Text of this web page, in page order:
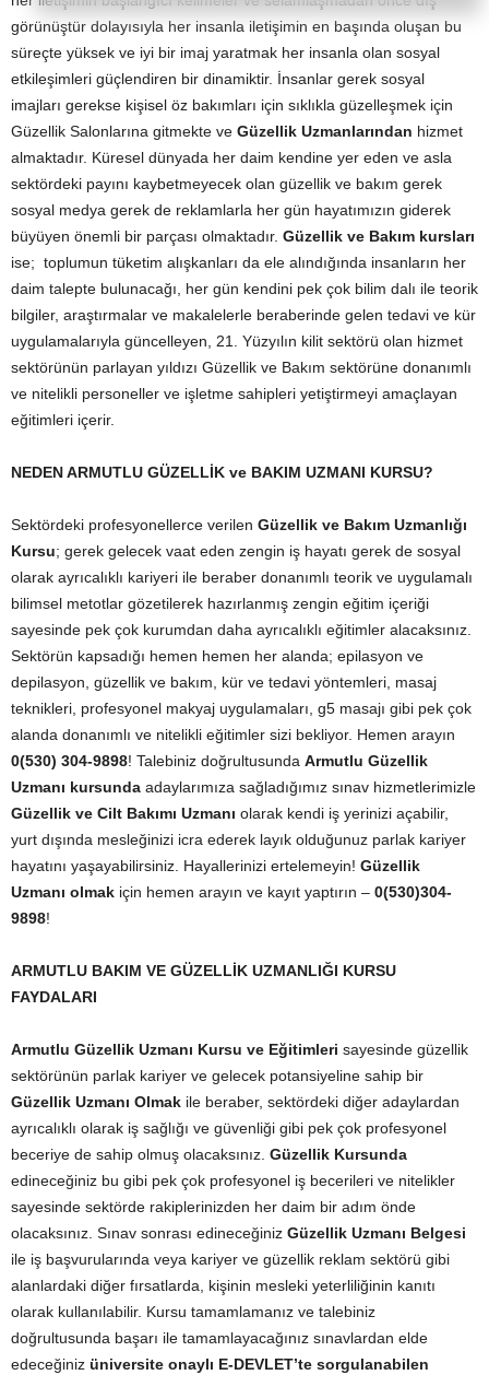
görünüştür dolayısıyla her insanla iletişimin en başında oluşan bu
süreçte yüksek ve iyi bir imaj yaratmak her insanla olan sosyal
etkileşimleri güçlendiren bir dinamiktir. İnsanlar gerek sosyal
imajları gerekse kişisel öz bakımları için sıklıkla güzelleşmek için
Güzellik Salonlarına gitmekte ve Güzellik Uzmanlarından hizmet
almaktadır. Küresel dünyada her daim kendine yer eden ve asla
sektördeki payını kaybetmeyecek olan güzellik ve bakım gerek
sosyal medya gerek de reklamlarla her gün hayatımızın giderek
büyüyen önemli bir parçası olmaktadır. Güzellik ve Bakım kursları
ise; toplumun tüketim alışkanları da ele alındığında insanların her
daim talepte bulunacağı, her gün kendini pek çok bilim dalı ile teorik
bilgiler, araştırmalar ve makalelerle beraberinde gelen tedavi ve kür
uygulamalarıyla güncelleyen, 21. Yüzyılın kilit sektörü olan hizmet
sektörünün parlayan yıldızı Güzellik ve Bakım sektörüne donanımlı
ve nitelikli personeller ve işletme sahipleri yetiştirmeyi amaçlayan
eğitimleri içerir.
NEDEN ARMUTLU GÜZELLİK ve BAKIM UZMANI KURSU?
Sektördeki profesyonellerce verilen Güzellik ve Bakım Uzmanlığı
Kursu; gerek gelecek vaat eden zengin iş hayatı gerek de sosyal
olarak ayrıcalıklı kariyeri ile beraber donanımlı teorik ve uygulamalı
bilimsel metotlar gözetilerek hazırlanmış zengin eğitim içeriği
sayesinde pek çok kurumdan daha ayrıcalıklı eğitimler alacaksınız.
Sektörün kapsadığı hemen hemen her alanda; epilasyon ve
depilasyon, güzellik ve bakım, kür ve tedavi yöntemleri, masaj
teknikleri, profesyonel makyaj uygulamaları, g5 masajı gibi pek çok
alanda donanımlı ve nitelikli eğitimler sizi bekliyor. Hemen arayın
0(530) 304-9898! Talebiniz doğrultusunda Armutlu Güzellik
Uzmanı kursunda adaylarımıza sağladığımız sınav hizmetlerimizle
Güzellik ve Cilt Bakımı Uzmanı olarak kendi iş yerinizi açabilir,
yurt dışında mesleğinizi icra ederek layık olduğunuz parlak kariyer
hayatını yaşayabilirsiniz. Hayallerinizi ertelemeyin! Güzellik
Uzmanı olmak için hemen arayın ve kayıt yaptırın – 0(530)304-
9898!
ARMUTLU BAKIM VE GÜZELLİK UZMANLIĞI KURSU
FAYDALARI
Armutlu Güzellik Uzmanı Kursu ve Eğitimleri sayesinde güzellik
sektörünün parlak kariyer ve gelecek potansiyeline sahip bir
Güzellik Uzmanı Olmak ile beraber, sektördeki diğer adaylardan
ayrıcalıklı olarak iş sağlığı ve güvenliği gibi pek çok profesyonel
beceriye de sahip olmuş olacaksınız. Güzellik Kursunda
edineceğiniz bu gibi pek çok profesyonel iş becerileri ve nitelikler
sayesinde sektörde rakiplerinizden her daim bir adım önde
olacaksınız. Sınav sonrası edineceğiniz Güzellik Uzmanı Belgesi
ile iş başvurularında veya kariyer ve güzellik reklam sektörü gibi
alanlardaki diğer fırsatlarda, kişinin mesleki yeterliliğinin kanıtı
olarak kullanılabilir. Kursu tamamlamanız ve talebiniz
doğrultusunda başarı ile tamamlayacağınız sınavlardan elde
edeceğiniz üniversite onaylı E-DEVLET’te sorgulanabilen